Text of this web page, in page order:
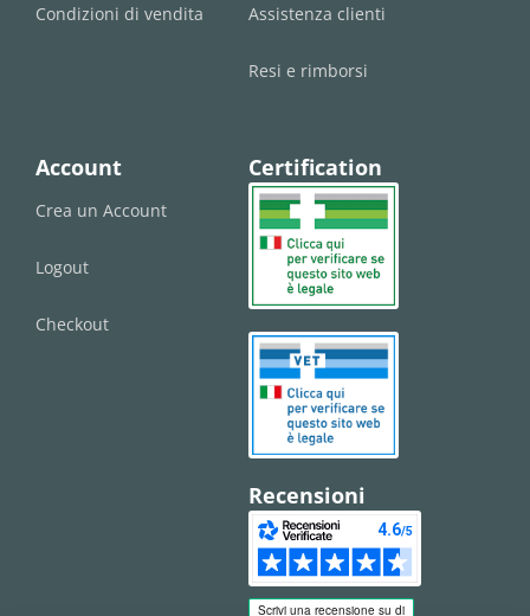
Condizioni di vendita Assistenza clienti
Resi e rimborsi
Account
Crea un Account
Logout
Checkout
Certification
Recensioni